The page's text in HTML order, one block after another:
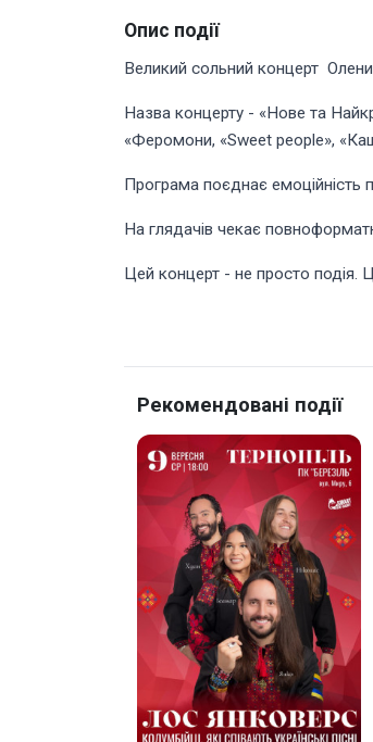
Опис події
Великий сольний концерт
Назва концерту - «Нове та
«Феромони, «Sweet people»,
Програма поєднає емоційність
На глядачів чекає
Цей концерт - не просто подія.
Рекомендовані події